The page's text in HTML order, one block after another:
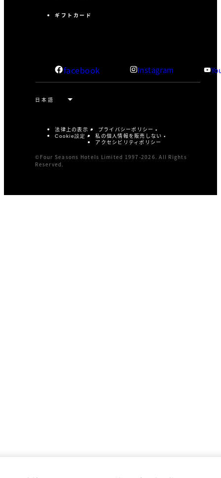
ギフトカード
facebook Instagram
法律上の表示 プライバシーポリシー
Cookie設定
私の個人情報を販売しない
アクセシビリティポリシー
©Four Seasons Hotels Limited 1997-2026. All Rights
Reserved.